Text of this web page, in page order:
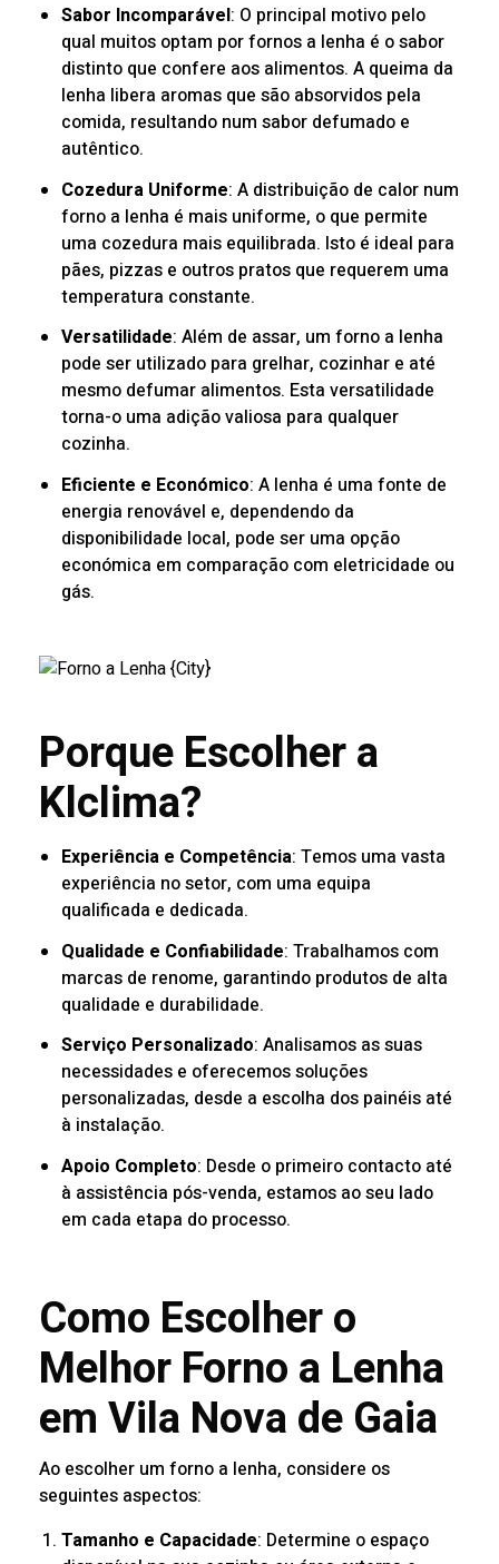
Sabor Incomparável: O principal motivo pelo
qual muitos optam por fornos a lenha é o sabor
distinto que confere aos alimentos. A queima da
lenha libera aromas que são absorvidos pela
comida, resultando num sabor defumado e
autêntico.
Cozedura Uniforme: A distribuição de calor num
forno a lenha é mais uniforme, o que permite
uma cozedura mais equilibrada. Isto é ideal para
pães, pizzas e outros pratos que requerem uma
temperatura constante.
Versatilidade: Além de assar, um forno a lenha
pode ser utilizado para grelhar, cozinhar e até
mesmo defumar alimentos. Esta versatilidade
torna-o uma adição valiosa para qualquer
cozinha.
Eficiente e Económico: A lenha é uma fonte de
energia renovável e, dependendo da
disponibilidade local, pode ser uma opção
económica em comparação com eletricidade ou
gás.
Porque Escolher a
Klclima?
Experiência e Competência: Temos uma vasta
experiência no setor, com uma equipa
qualificada e dedicada.
Qualidade e Confiabilidade: Trabalhamos com
marcas de renome, garantindo produtos de alta
qualidade e durabilidade.
Serviço Personalizado: Analisamos as suas
necessidades e oferecemos soluções
personalizadas, desde a escolha dos painéis até
à instalação.
Apoio Completo: Desde o primeiro contacto até
à assistência pós-venda, estamos ao seu lado
em cada etapa do processo.
Como Escolher o
Melhor Forno a Lenha
em Vila Nova de Gaia
Ao escolher um forno a lenha, considere os
seguintes aspectos:
Tamanho e Capacidade: Determine o espaço